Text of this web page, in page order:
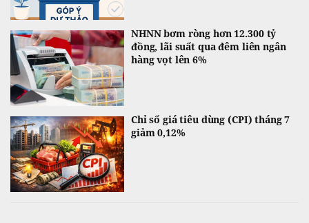
NHNN bơm ròng hơn 12.300 tỷ
đồng, lãi suất qua đêm liên ngân
hàng vọt lên 6%
Chỉ số giá tiêu dùng (CPI) tháng 7
giảm 0,12%